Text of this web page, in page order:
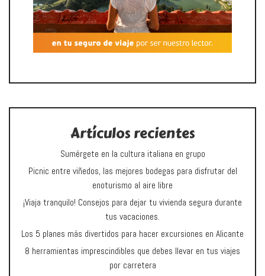
Artículos recientes
Sumérgete en la cultura italiana en grupo
Picnic entre viñedos, las mejores bodegas para disfrutar del
enoturismo al aire libre
¡Viaja tranquilo! Consejos para dejar tu vivienda segura durante
tus vacaciones.
Los 5 planes más divertidos para hacer excursiones en Alicante
8 herramientas imprescindibles que debes llevar en tus viajes
por carretera